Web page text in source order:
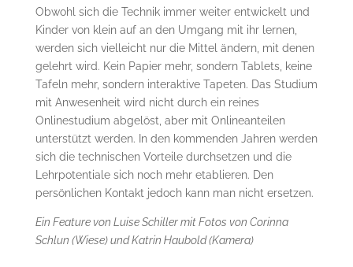
Obwohl sich die Technik immer weiter entwickelt und
Kinder von klein auf an den Umgang mit ihr lernen,
werden sich vielleicht nur die Mittel ändern, mit denen
gelehrt wird. Kein Papier mehr, sondern Tablets, keine
Tafeln mehr, sondern interaktive Tapeten. Das Studium
mit Anwesenheit wird nicht durch ein reines
Onlinestudium abgelöst, aber mit Onlineanteilen
unterstützt werden. In den kommenden Jahren werden
sich die technischen Vorteile durchsetzen und die
Lehrpotentiale sich noch mehr etablieren. Den
persönlichen Kontakt jedoch kann man nicht ersetzen.
Ein Feature von Luise Schiller mit Fotos von Corinna
Schlun (Wiese) und Katrin Haubold (Kamera)